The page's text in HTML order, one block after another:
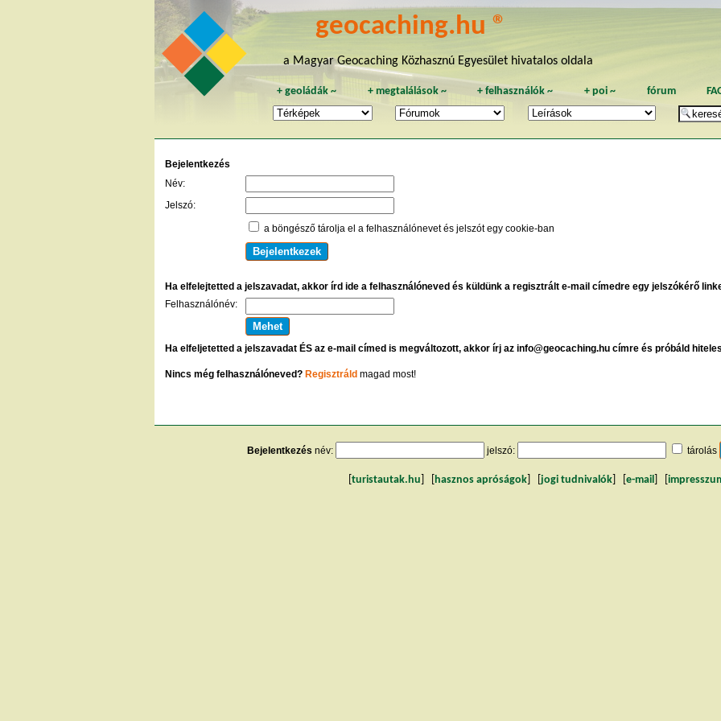
geocaching.hu ®
a Magyar Geocaching Közhasznú Egyesület hivatalos oldala
+geoládák ~ + megtalálások~ +felhasználók ~ + poi~ fórum
Bejelentkezés
Név:
Jelszó:
a böngésző tárolja el a felhasználónevet és jelszót egy cookie-ban
Ha elfelejtetted a jelszavadat, akkor írd ide a felhasználóneved és küldünk a regisztrált e-mail címedre egy jelszókérő
Felhasználónév:
Ha elfeljetetted a jelszavadat ÉS az e-mail címed is megváltozott, akkor írj az info@geocaching.hu címre és próbáld
Nincs még felhasználóneved? Regisztráld magad most!
Bejelentkezés név: jelszó: tárolás
turistautak.hu hasznos apróságok jogi tudnivalók e-mail